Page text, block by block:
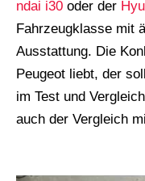
ndai i30 oder der
Fahrzeugklasse mit
Ausstattung. Die
Peugeot liebt, der
im Test und
auch der Vergleich